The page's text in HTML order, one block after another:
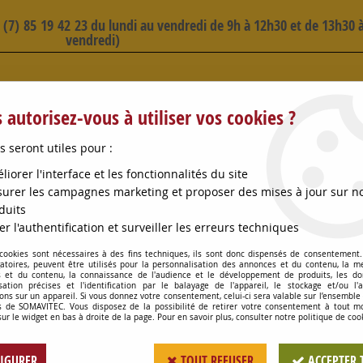
85 19 42 23 du lundi au vendredi de 9h à 12h30 et de 13h30
vendredi)
CONSOMMABLES OENOLOGIE
BRZE F70+M40 MACON
REDUCTION BRZE
autorisez-vous à utiliser vos cookies ?
seront utiles pour :
l'interface et les fonctionnalités du site
les campagnes marketing et proposer des mises à jour sur
l'authentification et surveiller les erreurs techniques
sont nécessaires à des fins techniques, ils sont donc dispensés de
peuvent être utilisés pour la personnalisation des annonces et du contenu, la
et du contenu, la connaissance de l'audience et le développement de produits, les
précises et l'identification par le balayage de l'appareil, le stockage et/ou
sur un appareil. Si vous donnez votre consentement, celui-ci sera valable sur l’ensemble
de SOMAVITEC. Vous disposez de la possibilité de retirer votre consentement à tout
le widget en bas à droite de la page. Pour en savoir plus, consulter notre politique de